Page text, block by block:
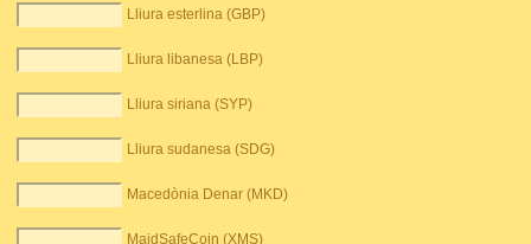
Lliura esterlina (GBP)
Lliura libanesa (LBP)
Lliura siriana (SYP)
Lliura sudanesa (SDG)
Macedònia Denar (MKD)
MaidSafeCoin (XMS)